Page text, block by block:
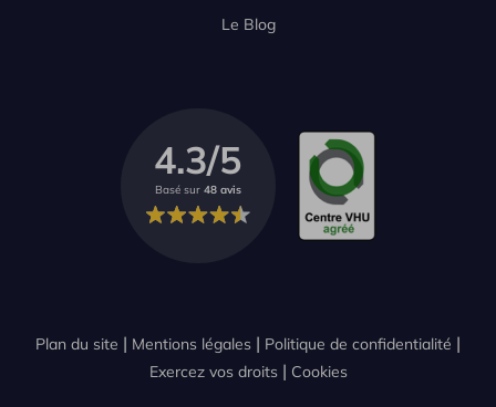
Le Blog
4.3/5
Basé sur 48 avis
Plan du site Mentions légales
Politique de confidentialité
Exercez vos droits
Cookies